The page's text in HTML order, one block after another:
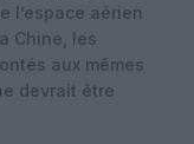
l’espace aérien
Chine, les
aux mêmes
devrait être